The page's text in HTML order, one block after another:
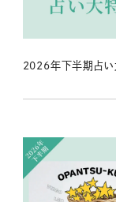
2026年下半期占い